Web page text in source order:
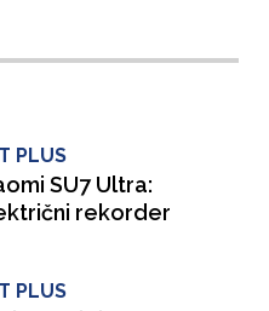
PLUS
SU7 Ultra:
rekorder
PLUS